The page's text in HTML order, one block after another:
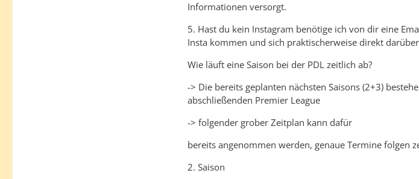
Informationen versorgt.
5. Hast du kein Instagram benötige ich von dir eine
Insta kommen und sich praktischerweise direkt
Wie läuft eine Saison bei der PDL zeitlich ab?
-> Die bereits geplanten nächsten Saisons (2+3)
abschließenden Premier League
-> folgender grober Zeitplan kann dafür
bereits angenommen werden, genaue Termine folgen
2. Saison